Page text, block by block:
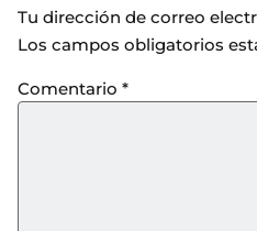
Tu dirección de correo
Los campos obligatorios
Comentario *